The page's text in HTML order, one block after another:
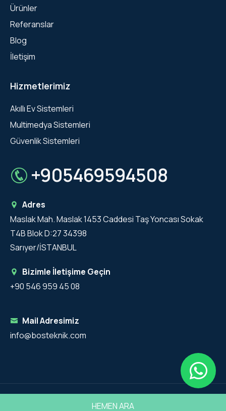
Ürünler
Referanslar
Blog
İletişim
Hizmetlerimiz
Akıllı Ev Sistemleri
Multimedya Sistemleri
Güvenlik Sistemleri
+905469594508
Adres
Maslak Mah. Maslak 1453 Caddesi Taş Yoncası Sokak
T4B Blok D:27 34398
Sarıyer/İSTANBUL
Bizimle İletişime Geçin
+90 546 959 45 08
Mail Adresimiz
info@bosteknik.com
Copyright 2025 - Bos Teknik Tüm Hakları Saklıdır.
HEMEN ARA